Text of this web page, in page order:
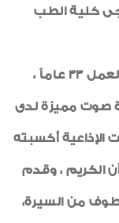
كلية الطب
واستمرت نجاحات رضا عبد السلام فى العمل 33 عاماً ،
صوت مميزة لدى
الإذاعية أكسبته
الكريم ، وقدم
من السيرة،